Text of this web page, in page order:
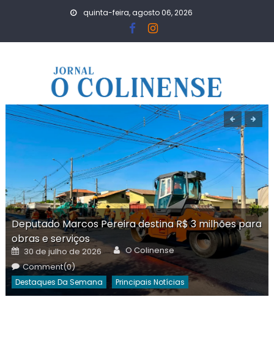
quinta-feira, agosto 06, 2026
Deputado Marcos Pereira destina R$ 3 milhões para
obras e serviços
Posted
on
30 de julho de 2026 Author
O Colinense
Comment(0)
Destaques Da Semana Principais Notícias